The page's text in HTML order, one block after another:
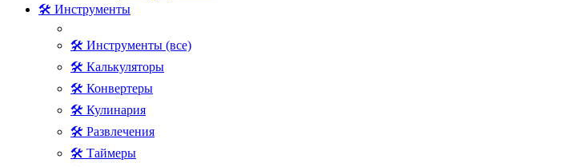
🛠 Инструменты
🛠 Инструменты (все)
🛠 Калькуляторы
🛠 Конвертеры
🛠 Кулинария
🛠 Развлечения
🛠 Таймеры